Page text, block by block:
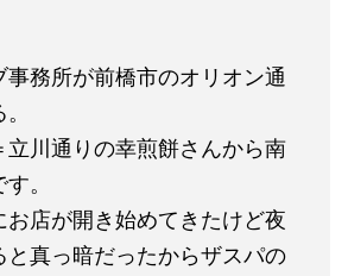
務所が前橋市のオリオン通
立川通りの幸煎餅さんから南
。
お店が開き始めてきたけど夜
と真っ暗だったからザスパの